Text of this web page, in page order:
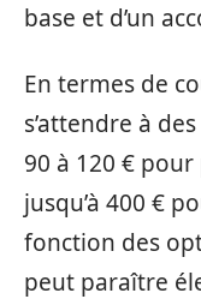
base et d’un
En termes de
s’attendre à
90 à 120 €
jusqu’à 400 €
fonction des
peut paraître